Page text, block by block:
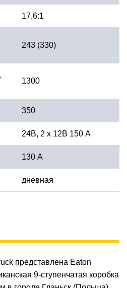
17,6:1
243 (330)
1300
350
24В, 2 х 12В 150 А
130 А
дневная
представлена ​​Eaton
9-ступенчатая коробка